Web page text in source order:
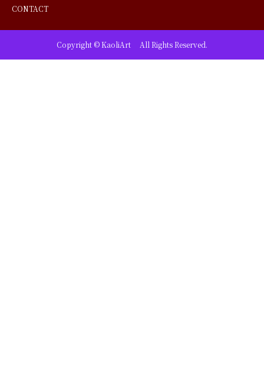
CONTACT
Copyright © KaoliArt All Rights Reserved.